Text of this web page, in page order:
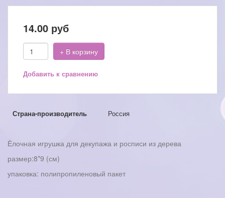
14.00 руб
+ В корзину
Добавить к сравнению
Страна-производитель Россия
Ёлочная игрушка для декупажа и росписи из дерева
размер:8*9 (см)
упаковка: полипропиленовый пакет